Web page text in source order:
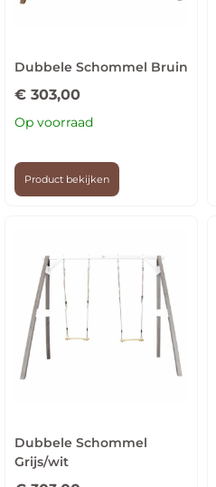
Dubbele Schommel Bruin
€ 303,00
Op voorraad
Product bekijken
Dubbele Schommel
Grijs/wit